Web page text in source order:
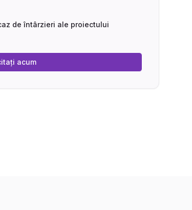
de întârzieri ale proiectului
acum